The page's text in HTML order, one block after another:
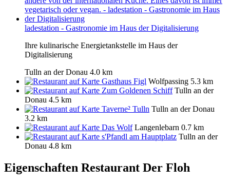
ladestation - Gastronomie im Haus der Digitalisierung
Ihre kulinarische Energietankstelle im Haus der
Digitalisierung
Tulln an der Donau 4.0 km
Gasthaus Figl Wolfpassing 5.3 km
Zum Goldenen Schiff Tulln an der
Donau 4.5 km
Taverne² Tulln Tulln an der Donau
3.2 km
Das Wolf Langenlebarn 0.7 km
s'Pfandl am Hauptplatz Tulln an der
Donau 4.8 km
Eigenschaften Restaurant Der Floh